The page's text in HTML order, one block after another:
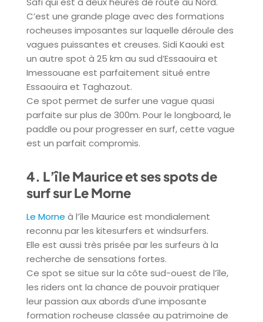
C’est une grande plage avec des formations
rocheuses imposantes sur laquelle déroule des
vagues puissantes et creuses. Sidi Kaouki est
un autre spot à 25 km au sud d’Essaouira et
Imessouane est parfaitement situé entre
Essaouira et Taghazout.
Ce spot permet de surfer une vague quasi
parfaite sur plus de 300m. Pour le longboard, le
paddle ou pour progresser en surf, cette vague
est un parfait compromis.
4. L’île Maurice et ses spots de
surf sur Le Morne
Le Morne à l’île Maurice est mondialement
reconnu par les kitesurfers et windsurfers.
Elle est aussi très prisée par les surfeurs à la
recherche de sensations fortes.
Ce spot se situe sur la côte sud-ouest de l’île,
les riders ont la chance de pouvoir pratiquer
leur passion aux abords d’une imposante
formation rocheuse classée au patrimoine de